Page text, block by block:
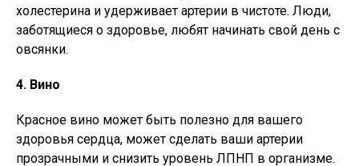
холестерина и удерживает артерии в чистоте. Люди,
заботящиеся о здоровье, любят начинать свой день с
овсянки.
4. Вино
Красное вино может быть полезно для вашего
здоровья сердца, может сделать ваши артерии
прозрачными и снизить уровень ЛПНП в организме.